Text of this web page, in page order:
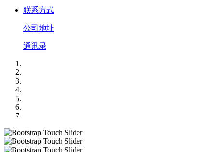
联系方式
公司地址
通讯录